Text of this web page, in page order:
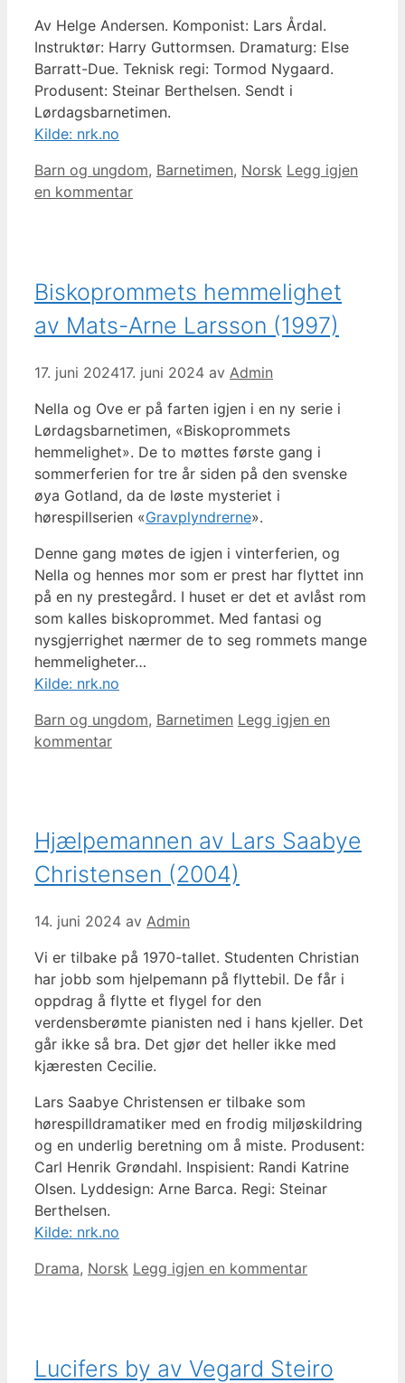
Av Helge Andersen. Komponist: Lars Årdal.
Instruktør: Harry Guttormsen. Dramaturg: Else
Barratt-Due. Teknisk regi: Tormod Nygaard.
Produsent: Steinar Berthelsen. Sendt i
Lørdagsbarnetimen.
Kilde: nrk.no
Kategorier
Barn og ungdom, Barnetimen, Norsk Legg igjen
en kommentar
Biskoprommets hemmelighet
av Mats-Arne Larsson (1997)
17. juni 202417. juni 2024 av Admin
Nella og Ove er på farten igjen i en ny serie i
Lørdagsbarnetimen, «Biskoprommets
hemmelighet». De to møttes første gang i
sommerferien for tre år siden på den svenske
øya Gotland, da de løste mysteriet i
hørespillserien «Gravplyndrerne».
Denne gang møtes de igjen i vinterferien, og
Nella og hennes mor som er prest har flyttet inn
på en ny prestegård. I huset er det et avlåst rom
som kalles biskoprommet. Med fantasi og
nysgjerrighet nærmer de to seg rommets mange
hemmeligheter…
Kilde: nrk.no
Kategorier
Barn og ungdom, Barnetimen Legg igjen en
kommentar
Hjælpemannen av Lars Saabye
Christensen (2004)
14. juni 2024 av Admin
Vi er tilbake på 1970-tallet. Studenten Christian
har jobb som hjelpemann på flyttebil. De får i
oppdrag å flytte et flygel for den
verdensberømte pianisten ned i hans kjeller. Det
går ikke så bra. Det gjør det heller ikke med
kjæresten Cecilie.
Lars Saabye Christensen er tilbake som
hørespilldramatiker med en frodig miljøskildring
og en underlig beretning om å miste. Produsent:
Carl Henrik Grøndahl. Inspisient: Randi Katrine
Olsen. Lyddesign: Arne Barca. Regi: Steinar
Berthelsen.
Kilde: nrk.no
Kategorier
Drama, Norsk Legg igjen en kommentar
Lucifers by av Vegard Steiro